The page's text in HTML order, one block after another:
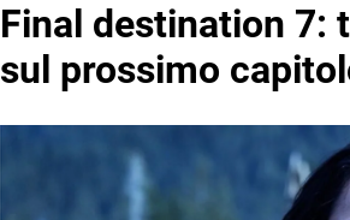
Final destination 7:
sul prossimo